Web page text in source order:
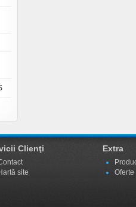
Clienţi
site
Extra